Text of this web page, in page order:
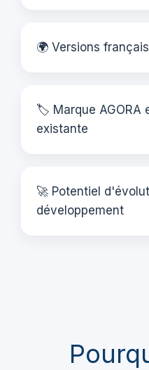
🌍 Versions
🏷️ Marque AGORA
existante
🚀 Potentiel
développement